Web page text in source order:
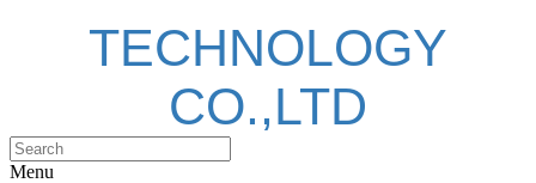
TECHNOLOGY
CO.,LTD
Menu